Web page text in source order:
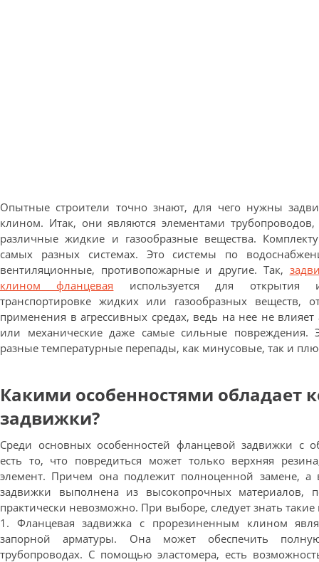
Опытные строители точно знают, для чего нужны
клином. Итак, они являются элементами
различные жидкие и газообразные вещества.
самых разных системах. Это системы по
вентиляционные, противопожарные и другие. Так,
клином фланцевая используется для открытия
транспортировке жидких или газообразных веществ,
применения в агрессивных средах, ведь на нее не
или механические даже самые сильные повреждения.
разные температурные перепады, как минусовые, так и
Какими особенностями обладает
задвижки?
Среди основных особенностей фланцевой задвижки с
есть то, что повредиться может только верхняя
элемент. Причем она подлежит полноценной замене, а
задвижки выполнена из высокопрочных материалов,
практически невозможно. При выборе, следует знать
1. Фланцевая задвижка с прорезиненным клином
запорной арматуры. Она может обеспечить
трубопроводах. С помощью эластомера, есть